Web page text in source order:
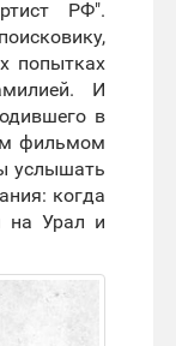
РФ".
попытках
И
в
фильмом
услышать
когда
на Урал и